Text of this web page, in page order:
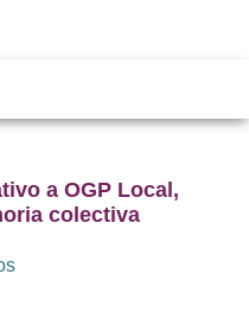
a OGP Local,
colectiva